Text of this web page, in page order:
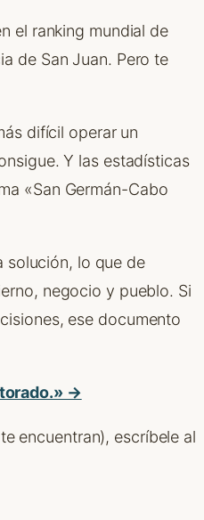
el ranking mundial de
de San Juan. Pero te
difícil operar un
Y las estadísticas
«San Germán-Cabo
solución, lo que de
negocio y pueblo. Si
ese documento
→
encuentran), escríbele al